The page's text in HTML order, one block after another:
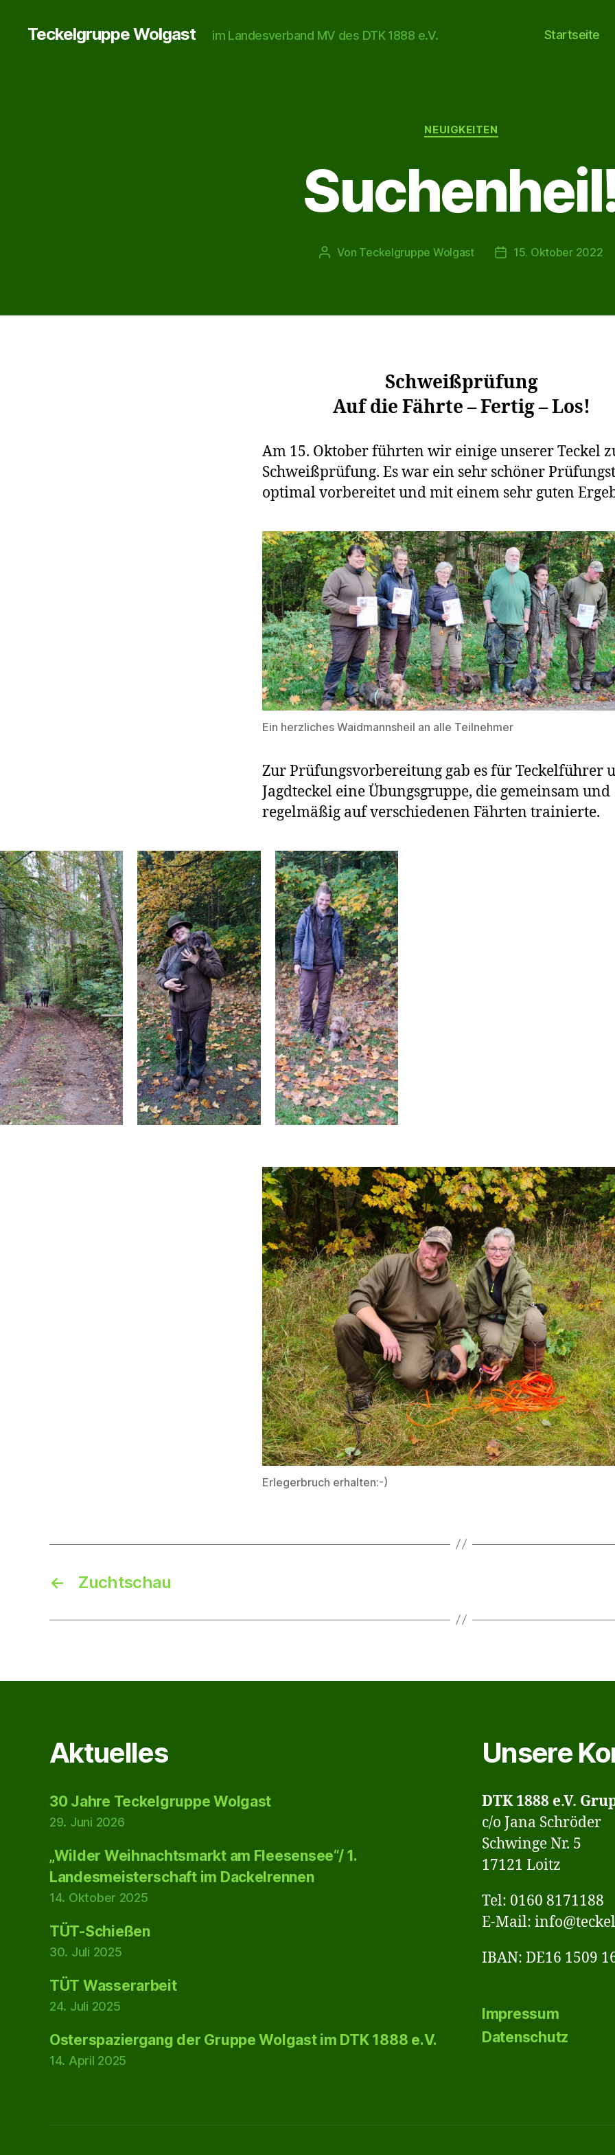
Teckelgruppe Wolgast im Landesverband MV des DTK 1888 e.V. Startseite
Kategorien
NEUIGKEITEN
Beitragsautor
Von Teckelgruppe Wolgast 15. Oktober 2022
Schweißprüfung
Auf die Fährte – Fertig – Los!
Am 15. Oktober führten wir einige unserer Teckel
Schweißprüfung. Es war ein sehr schöner
optimal vorbereitet und mit einem sehr guten
Ein herzliches Waidmannsheil an alle Teilnehmer
Zur Prüfungsvorbereitung gab es für Teckelführer
Jagdteckel eine Übungsgruppe, die gemeinsam und
regelmäßig auf verschiedenen Fährten trainierte.
Erlegerbruch erhalten:-)
← Zuchtschau
Aktuelles
30 Jahre Teckelgruppe Wolgast
29. Juni 2026
„Wilder Weihnachtsmarkt am Fleesensee“/ 1.
Landesmeisterschaft im Dackelrennen
14. Oktober 2025
TÜT-Schießen
30. Juli 2025
TÜT Wasserarbeit
24. Juli 2025
Osterspaziergang der Gruppe Wolgast im DTK 1888 e.V.
14. April 2025
Unsere
DTK 1888 e.V.
c/o Jana Schröder
Schwinge Nr. 5
17121 Loitz
Tel: 0160 8171188
E-Mail:
IBAN: DE16 1509
Impressum
Datenschutz